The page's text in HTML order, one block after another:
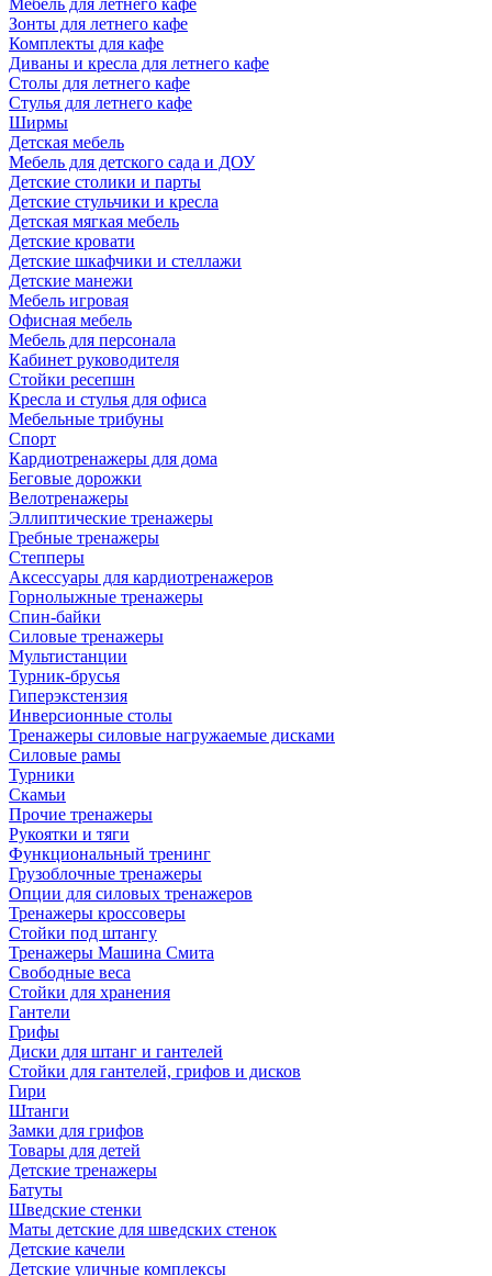
Мебель для летнего кафе
Зонты для летнего кафе
Комплекты для кафе
Диваны и кресла для летнего кафе
Столы для летнего кафе
Стулья для летнего кафе
Ширмы
Детская мебель
Мебель для детского сада и ДОУ
Детские столики и парты
Детские стульчики и кресла
Детская мягкая мебель
Детские кровати
Детские шкафчики и стеллажи
Детские манежи
Мебель игровая
Офисная мебель
Мебель для персонала
Кабинет руководителя
Стойки ресепшн
Кресла и стулья для офиса
Мебельные трибуны
Спорт
Кардиотренажеры для дома
Беговые дорожки
Велотренажеры
Эллиптические тренажеры
Гребные тренажеры
Степперы
Аксессуары для кардиотренажеров
Горнолыжные тренажеры
Спин-байки
Силовые тренажеры
Мультистанции
Турник-брусья
Гиперэкстензия
Инверсионные столы
Тренажеры силовые нагружаемые дисками
Силовые рамы
Турники
Скамьи
Прочие тренажеры
Рукоятки и тяги
Функциональный тренинг
Грузоблочные тренажеры
Опции для силовых тренажеров
Тренажеры кроссоверы
Стойки под штангу
Тренажеры Машина Смита
Свободные веса
Стойки для хранения
Гантели
Грифы
Диски для штанг и гантелей
Стойки для гантелей, грифов и дисков
Гири
Штанги
Замки для грифов
Товары для детей
Детские тренажеры
Батуты
Шведские стенки
Маты детские для шведских стенок
Детские качели
Детские уличные комплексы